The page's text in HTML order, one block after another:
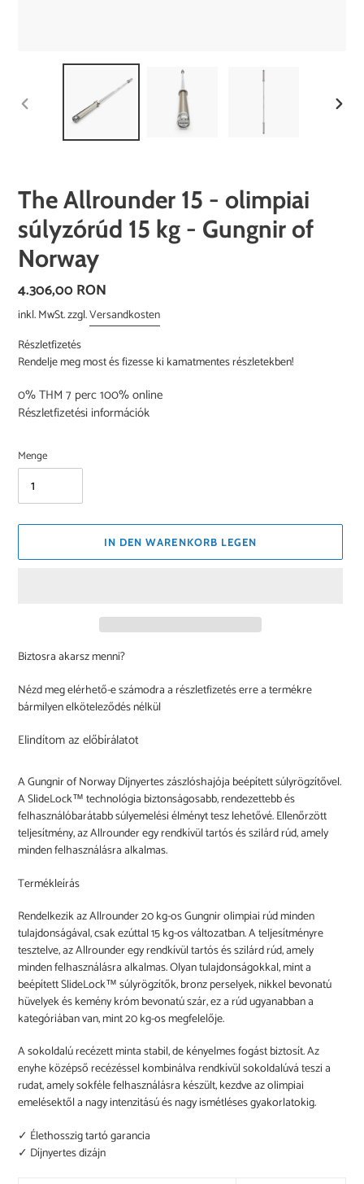
VORHERIGER
The Allrounder 15 - olimpiai
súlyzórúd 15 kg - Gungnir of
Norway
Normaler
Preis
4.306,00 RON
inkl. MwSt. zzgl.Versandkosten
Részletfizetés
Rendelje meg most és fizesse ki kamatmentes részletekben!
0% THM 7 perc100% online
Részletfizetési információk
Menge
IN DEN WARENKORB LEGEN
Biztosra akarsz menni?
Nézd meg elérhető-e számodra a részletfizetés erre a termékre
bármilyen elköteleződés nélkül
Elindítom az előbírálatot
wird
zum
Warenkorb
hinzugefügt
A Gungnir of Norway Díjnyertes zászlóshajója beépített súlyrögzítővel.
A SlideLock™ technológia biztonságosabb, rendezettebb és
felhasználóbarátabb súlyemelési élményt tesz lehetővé. Ellenőrzött
teljesítmény, az Allrounder egy rendkívül tartós és szilárd rúd, amely
minden felhasználásra alkalmas.
Termékleírás
Rendelkezik az Allrounder 20 kg-os Gungnir olimpiai rúd minden
tulajdonságával, csak ezúttal 15 kg-os változatban. A teljesítményre
tesztelve, az Allrounder egy rendkívül tartós és szilárd rúd, amely
minden felhasználásra alkalmas. Olyan tulajdonságokkal, mint a
beépített SlideLock™ súlyrögzítők, bronz perselyek, nikkel bevonatú
hüvelyek és kemény króm bevonatú szár, ez a rúd ugyanabban a
kategóriában van, mint 20 kg-os megfelelője.
A sokoldalú recézett minta stabil, de kényelmes fogást biztosít. Az
enyhe középső recézéssel kombinálva rendkívül sokoldalúvá teszi a
rudat, amely sokféle felhasználásra készült, kezdve az olimpiai
emelésektől a nagy intenzitású és nagy ismétléses gyakorlatokig.
✓ Élethosszig tartó garancia
✓ Díjnyertes dizájn